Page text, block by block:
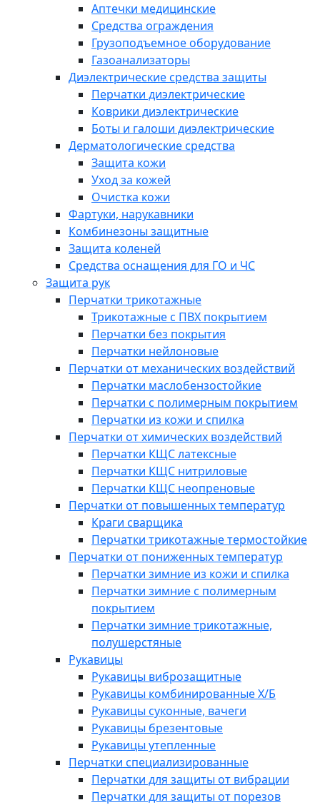
Аптечки медицинские
Средства ограждения
Грузоподъемное оборудование
Газоанализаторы
Диэлектрические средства защиты
Перчатки диэлектрические
Коврики диэлектрические
Боты и галоши диэлектрические
Дерматологические средства
Защита кожи
Уход за кожей
Очистка кожи
Фартуки, нарукавники
Комбинезоны защитные
Защита коленей
Средства оснащения для ГО и ЧС
Защита рук
Перчатки трикотажные
Трикотажные с ПВХ покрытием
Перчатки без покрытия
Перчатки нейлоновые
Перчатки от механических воздействий
Перчатки маслобензостойкие
Перчатки с полимерным покрытием
Перчатки из кожи и спилка
Перчатки от химических воздействий
Перчатки КЩС латексные
Перчатки КЩС нитриловые
Перчатки КЩС неопреновые
Перчатки от повышенных температур
Краги сварщика
Перчатки трикотажные термостойкие
Перчатки от пониженных температур
Перчатки зимние из кожи и спилка
Перчатки зимние с полимерным
покрытием
Перчатки зимние трикотажные,
полушерстяные
Рукавицы
Рукавицы виброзащитные
Рукавицы комбинированные Х/Б
Рукавицы суконные, вачеги
Рукавицы брезентовые
Рукавицы утепленные
Перчатки специализированные
Перчатки для защиты от вибрации
Перчатки для защиты от порезов